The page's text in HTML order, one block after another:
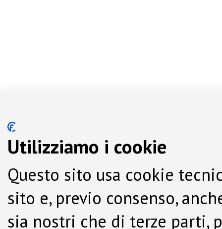
Utilizziamo i cookie
Questo sito usa cookie
sito e, previo consenso,
sia nostri che di terze parti,